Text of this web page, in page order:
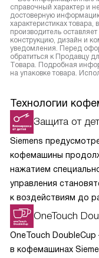
справочный характер и
достоверную
характеристиках
производитель
конструкцию, дизайн и
уведомления. Перед
обратиться к Продавцу
Товара. Подробная
на упаковке товара.
Технологии
Защита от
Siemens
кофемашины
нажатием
управления
к воздействиям до
Вероятность, что
подобные действия,
OneTouch
OneTouch
в кофемашинах